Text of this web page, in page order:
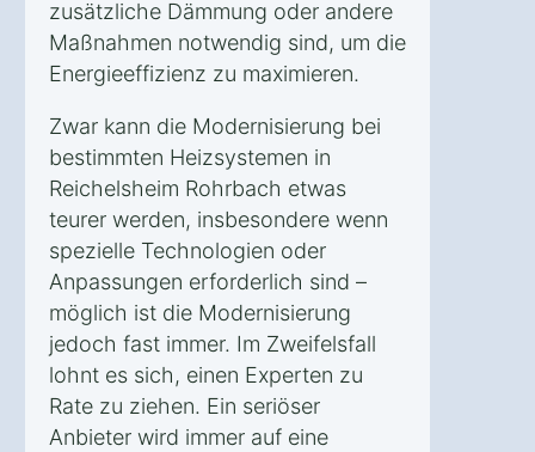
zusätzliche Dämmung oder andere
Maßnahmen notwendig sind, um die
Energieeffizienz zu maximieren.
Zwar kann die Modernisierung bei
bestimmten Heizsystemen in
Reichelsheim Rohrbach etwas
teurer werden, insbesondere wenn
spezielle Technologien oder
Anpassungen erforderlich sind –
möglich ist die Modernisierung
jedoch fast immer. Im Zweifelsfall
lohnt es sich, einen Experten zu
Rate zu ziehen. Ein seriöser
Anbieter wird immer auf eine